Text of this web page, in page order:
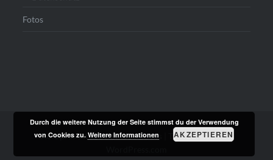
Fotos
Stolz präsentiert von WordPress
Theme: Dyad von
Durch die weitere Nutzung der Seite stimmst du der Verwendung
von Cookies zu.Weitere Informationen AKZEPTIEREN